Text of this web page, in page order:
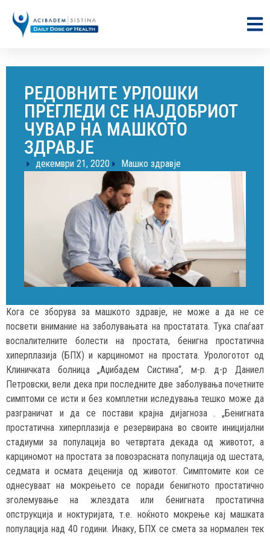
РЕДОВНИТЕ УРЛОШКИ
ПРЕГЛЕДИ СЕ НАЈДОБРИОТ
ЧУВАР НА МАШКОТО
ЗДРАВЈЕ
декември 21, 2020 Машко здравје
Kога се зборува за машкото здравје, не може а да не се
посвети внимание на заболувањата на простатата. Тука спаѓаат
воспалителните болести на простата, бенигна простатична
хиперплазија (БПХ) и карциномот на простата. Урологотот од
Клиничката болница „Аџибадем Систина“, м-р. д-р Даниел
Петровски, вели дека при последните две заболувања почетните
симптоми се исти и без комплетни иследувања тешко може да
разграничат и да се постави крајна дијагноза . „Бенигната
простатична хиперплазија е резервирана во своите иницијални
стадиуми за популација во четвртата декада од животот, а
карциномот на простата за повозрасната популација од шестата,
седмата и осмата деценија од животот. Симптомите кои се
однесуваат на мокрењето се поради бенигното простатично
зголемување на жлездата или бенигната простатична
опструкција и ноктуријата, т.е. ноќното мокрење кај машката
популација над 40 години. Инаку, БПХ се смета за нормален тек